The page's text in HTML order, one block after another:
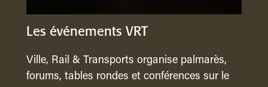
Les événements VRT
Ville, Rail & Transports organise palmarès,
forums, tables rondes et conférences sur le